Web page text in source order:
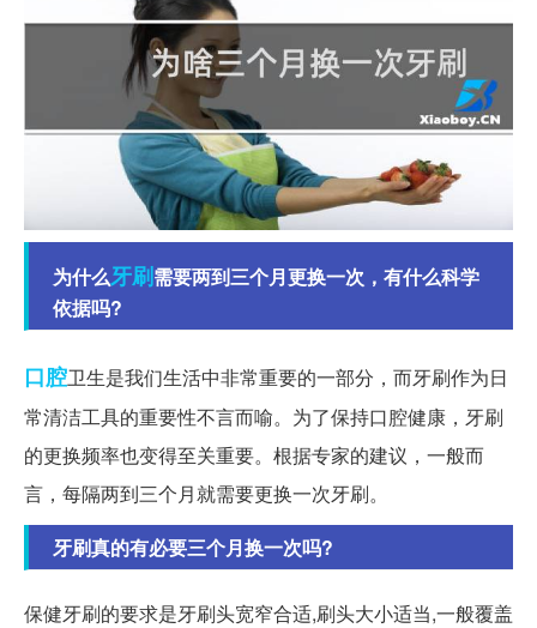
为什么牙刷需要两到三个月更换一次，有什么科学
依据吗?
口腔卫生是我们生活中非常重要的一部分，而牙刷作为日
常清洁工具的重要性不言而喻。为了保持口腔健康，牙刷
的更换频率也变得至关重要。根据专家的建议，一般而
言，每隔两到三个月就需要更换一次牙刷。
牙刷真的有必要三个月换一次吗?
保健牙刷的要求是牙刷头宽窄合适,刷头大小适当,一般覆盖